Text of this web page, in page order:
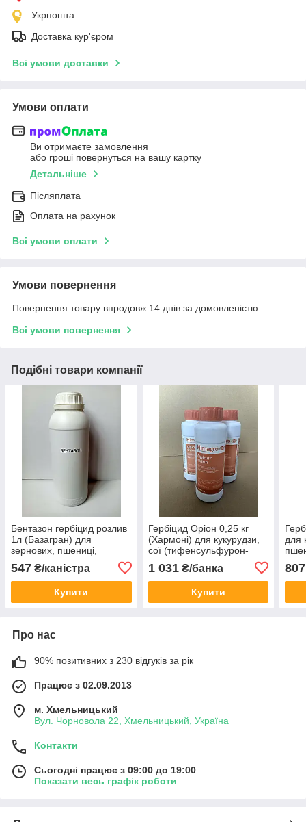
Укрпошта
Доставка кур'єром
Всі умови доставки
Умови оплати
Ви отримаєте замовлення
або гроші повернуться на вашу картку
Детальніше
Післяплата
Оплата на рахунок
Всі умови оплати
Умови повернення
Повернення товару впродовж 14 днів за домовленістю
Всі умови повернення
Подібні товари компанії
Бентазон гербіцид розлив
1л (Базагран) для
зернових, пшениці,
кукурудзи, сої (480 г/л
Бентазон)
547 ₴/каністра
Купити
Гербіцид Оріон 0,25 кг
(Хармоні) для кукурудзи,
сої (тифенсульфурон-
1 031₴/банка
Купити
для
807
Про нас
90% позитивних з 230 відгуків за рік
Працює з 02.09.2013
м. Хмельницький
Вул. Чорновола 22, Хмельницький, Україна
Контакти
Сьогодні працює з 09:00 до 19:00
Показати весь графік роботи